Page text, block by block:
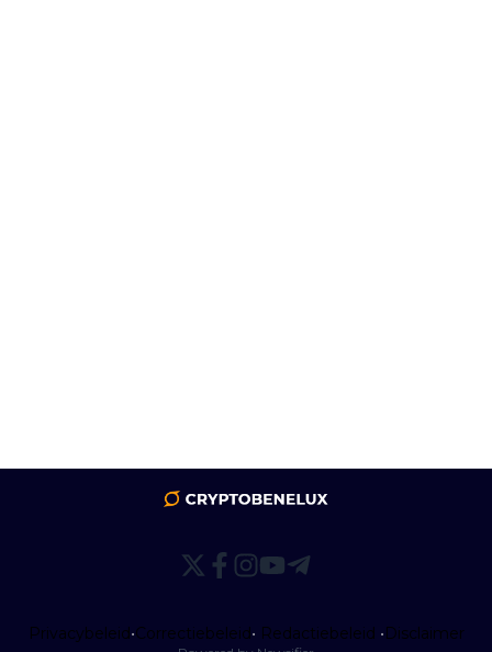
Privacybeleid•Correctiebeleid• Redactiebeleid •Disclaimer